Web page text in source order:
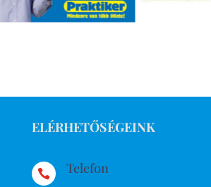
ELÉRHETŐSÉGEINK
 Telefon